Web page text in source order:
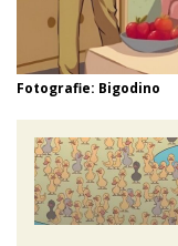
Fotografie: Bigodino